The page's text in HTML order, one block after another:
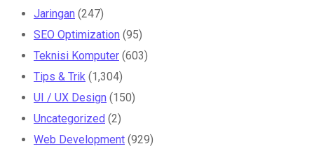
Jaringan (247)
SEO Optimization (95)
Teknisi Komputer (603)
Tips & Trik (1,304)
UI / UX Design (150)
Uncategorized (2)
Web Development (929)